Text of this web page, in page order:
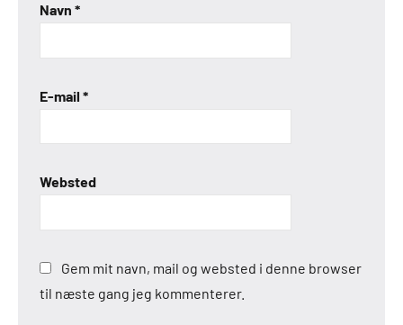
Navn *
E-mail *
Websted
Gem mit navn, mail og websted i denne browser
til næste gang jeg kommenterer.